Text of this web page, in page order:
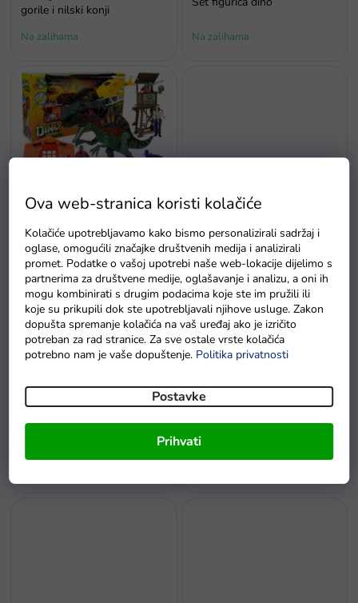
Ova web-stranica koristi kolačiće
Kolačiće upotrebljavamo kako bismo personalizirali sadržaj i
oglase, omogućili značajke društvenih medija i analizirali
promet. Podatke o vašoj upotrebi naše web-lokacije dijelimo s
partnerima za društvene medije, oglašavanje i analizu, a oni ih
mogu kombinirati s drugim podacima koje ste im pružili ili
koje su prikupili dok ste upotrebljavali njihove usluge. Zakon
dopušta spremanje kolačića na vaš uređaj ako je izričito
potreban za rad stranice. Za sve ostale vrste kolačića
potrebno nam je vaše dopuštenje. Politika privatnosti
Postavke
Prihvati
gorile i nilski konji
Na zalihama Na zalihama
Svijet dinosaura set figurica -
Na zalihama
Antistresni rastezljivi Morski
pas s LED svjetlima
Na zalihama u roku
od 48 sati
ključ s zvijezdom
Na zalihi - dostava do
Bijeli konj Figurica